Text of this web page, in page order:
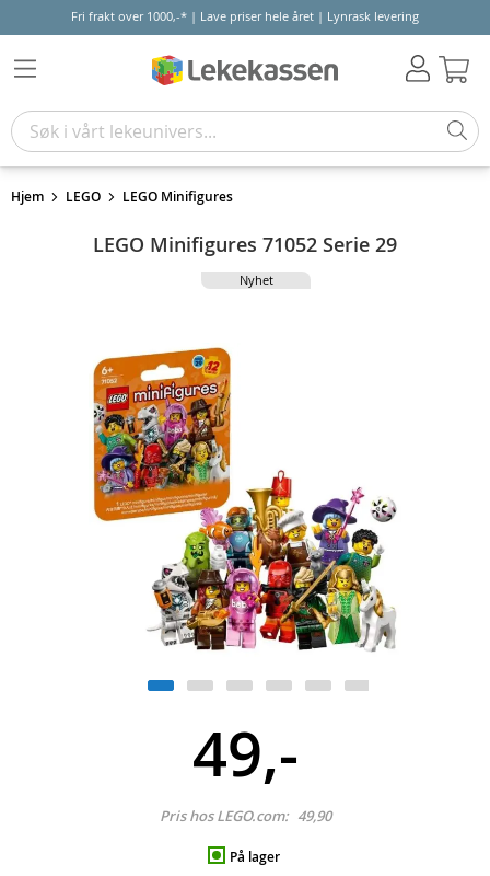
Fri frakt over 1000,-* | Lave priser hele året | Lynrask levering
Hjem LEGO LEGO Minifigures
LEGO Minifigures 71052 Serie 29
Nyhet
49,-
Pris hos LEGO.com: 49,90
På lager